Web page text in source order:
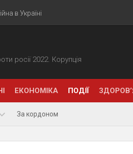
в Україні
росії 2022. Корупція
ЕКОНОМІКА ПОДІЇ
За кордоном